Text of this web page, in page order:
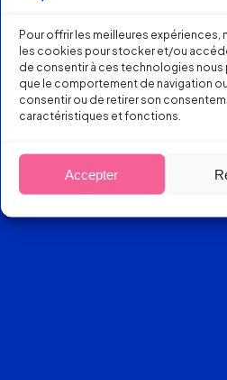
Pour offrir les meilleures
les cookies pour stocker et/ou
de consentir à ces technologies
que le comportement de navigation
consentir ou de retirer son
caractéristiques et fonctions.
Accepter